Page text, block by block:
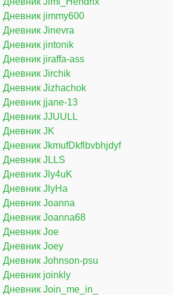
Дневник jimmy600
Дневник Jinevra
Дневник jintonik
Дневник jiraffa-ass
Дневник Jirchik
Дневник Jizhachok
Дневник jjane-13
Дневник JJUULL
Дневник JK
Дневник JkmufDkflbvbhjdyf
Дневник JLLS
Дневник Jly4uK
Дневник JlyHa
Дневник Joanna
Дневник Joanna68
Дневник Joe
Дневник Joey
Дневник Johnson-psu
Дневник joinkly
Дневник Join_me_in_